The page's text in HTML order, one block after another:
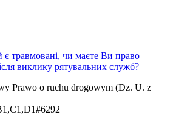
травмовані, чи маєте Ви право
виклику рятувальних служб?
Prawo o ruchu drogowym (Dz. U. z
#6292